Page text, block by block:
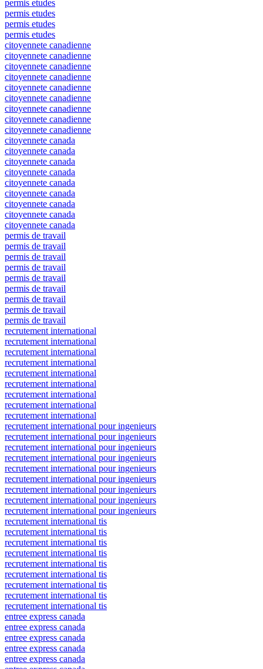
permis etudes
permis etudes
permis etudes
permis etudes
citoyennete canadienne
citoyennete canadienne
citoyennete canadienne
citoyennete canadienne
citoyennete canadienne
citoyennete canadienne
citoyennete canadienne
citoyennete canadienne
citoyennete canadienne
citoyennete canada
citoyennete canada
citoyennete canada
citoyennete canada
citoyennete canada
citoyennete canada
citoyennete canada
citoyennete canada
citoyennete canada
permis de travail
permis de travail
permis de travail
permis de travail
permis de travail
permis de travail
permis de travail
permis de travail
permis de travail
recrutement international
recrutement international
recrutement international
recrutement international
recrutement international
recrutement international
recrutement international
recrutement international
recrutement international
recrutement international pour ingenieurs
recrutement international pour ingenieurs
recrutement international pour ingenieurs
recrutement international pour ingenieurs
recrutement international pour ingenieurs
recrutement international pour ingenieurs
recrutement international pour ingenieurs
recrutement international pour ingenieurs
recrutement international pour ingenieurs
recrutement international tis
recrutement international tis
recrutement international tis
recrutement international tis
recrutement international tis
recrutement international tis
recrutement international tis
recrutement international tis
recrutement international tis
entree express canada
entree express canada
entree express canada
entree express canada
entree express canada